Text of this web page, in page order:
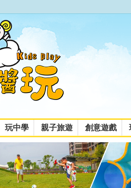
玩中學 親子旅遊 創意遊戲